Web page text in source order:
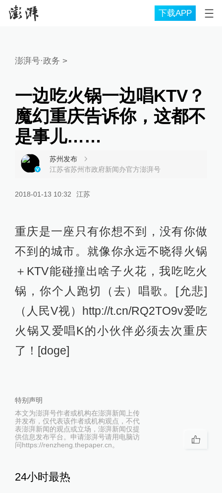
下载APP
澎湃号·政务 >
一边吃火锅一边唱KTV？
魔幻重庆告诉你，这都不
是事儿……
苏州发布
江苏省苏州市政府新闻办官方澎湃号
2018-01-13 10:32 江苏
重庆是一座只有你想不到，没有你做
不到的城市。就像你永远不晓得火锅
＋KTV能碰撞出啥子火花，我吃吃火
锅，你个人跑切（去）唱歌。[允悲]
（人民V视）http://t.cn/RQ2TO9v爱吃
火锅又爱唱K的小伙伴必须去次重庆
了！[doge]
特别声明
本文为澎湃号作者或机构在澎湃新闻上传
并发布，仅代表该作者或机构观点，不代
表澎湃新闻的观点或立场，澎湃新闻仅提
供信息发布平台。申请澎湃号请用电脑访
问https://renzheng.thepaper.cn。
24小时最热